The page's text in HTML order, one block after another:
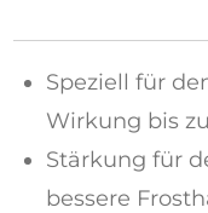
Speziell für
Wirkung bis
Stärkung für
bessere